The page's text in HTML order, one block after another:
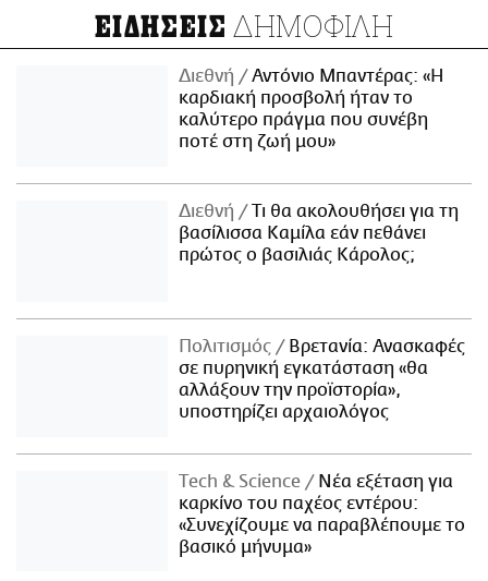
ΕΙΔΗΣΕΙΣ ΔΗΜΟΦΙΛΗ
Διεθνή
Αντόνιο Μπαντέρας: «Η
καρδιακή προσβολή ήταν το
καλύτερο πράγμα που συνέβη
ποτέ στη ζωή μου»
Διεθνή
Τι θα ακολουθήσει για τη
βασίλισσα Καμίλα εάν πεθάνει
πρώτος ο βασιλιάς Κάρολος;
Πολιτισμός
Βρετανία: Ανασκαφές
σε πυρηνική εγκατάσταση «θα
αλλάξουν την προϊστορία»,
υποστηρίζει αρχαιολόγος
Τech & Science
Νέα εξέταση για
καρκίνο του παχέος εντέρου:
«Συνεχίζουμε να παραβλέπουμε το
βασικό μήνυμα»